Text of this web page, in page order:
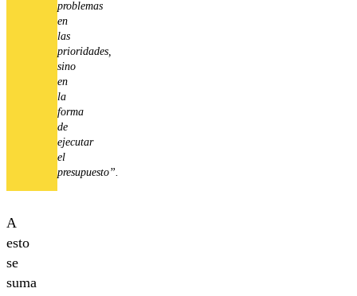
problemas
en
las
prioridades,
sino
en
la
forma
de
ejecutar
el
presupuesto”.
A
esto
se
suma